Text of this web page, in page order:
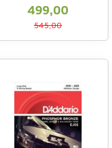
499,00
545,00